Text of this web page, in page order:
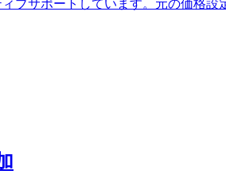
ィブサポートしています。元の価格